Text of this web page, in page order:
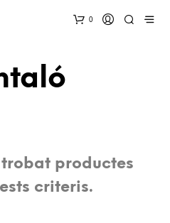
0
productes
criteris.